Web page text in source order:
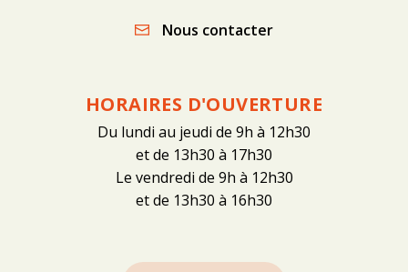
Nous contacter
HORAIRES D'OUVERTURE
Du lundi au jeudi de 9h à 12h30
et de 13h30 à 17h30
Le vendredi de 9h à 12h30
et de 13h30 à 16h30